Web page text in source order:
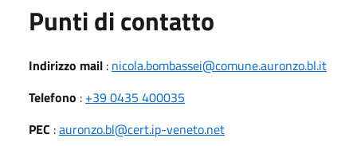
Punti di contatto
Indirizzo mail : nicola.bombassei@comune.auronzo.bl.it
Telefono : +39 0435 400035
PEC :auronzo.bl@cert.ip-veneto.net